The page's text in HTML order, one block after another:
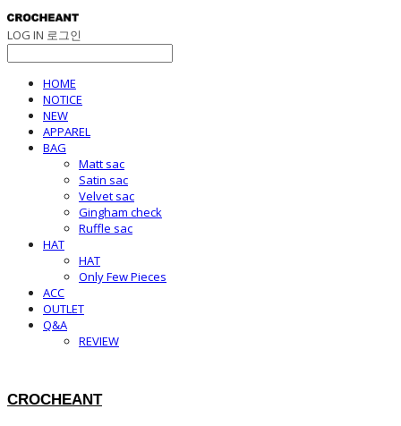
LOG IN 로그인
HOME
NOTICE
NEW
APPAREL
BAG
Matt sac
Satin sac
Velvet sac
Gingham check
Ruffle sac
HAT
HAT
Only Few Pieces
ACC
OUTLET
Q&A
REVIEW
CROCHEANT